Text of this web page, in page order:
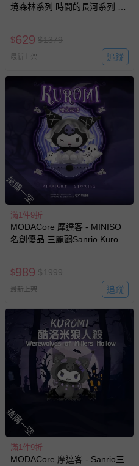
境森林系列 時間的長河系列 異
$629 $1379
最新上架 追蹤
搶購一空
滿1件9折
MODACore 摩達客 - MINISO
名創優品 三麗鷗Sanrio Kuromi
$989 $1999
最新上架 追蹤
搶購一空
滿1件9折
MODACore 摩達客 - Sanrio三